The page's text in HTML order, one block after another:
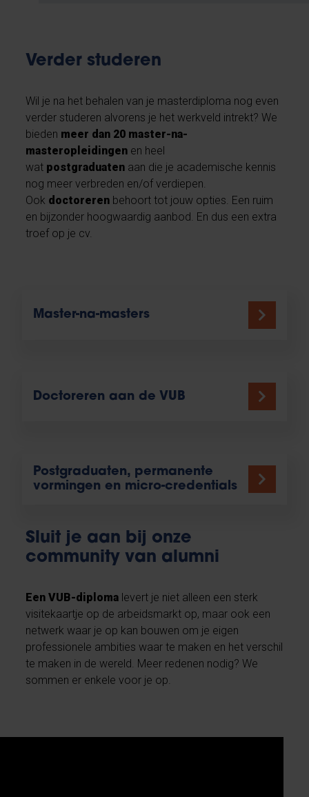
Verder studeren
Wil je na het behalen van je masterdiploma nog even
verder studeren alvorens je het werkveld intrekt? We
bieden meer dan 20 master-na-
masteropleidingen en heel
wat postgraduaten aan die je academische kennis
nog meer verbreden en/of verdiepen.
Ook doctoreren behoort tot jouw opties. Een ruim
en bijzonder hoogwaardig aanbod. En dus een extra
troef op je cv.
Master-na-masters
Doctoreren aan de VUB
Postgraduaten, permanente
vormingen en micro-credentials
Sluit je aan bij onze
community van alumni
Een VUB-diploma levert je niet alleen een sterk
visitekaartje op de arbeidsmarkt op, maar ook een
netwerk waar je op kan bouwen om je eigen
professionele ambities waar te maken en het verschil
te maken in de wereld. Meer redenen nodig? We
sommen er enkele voor je op.